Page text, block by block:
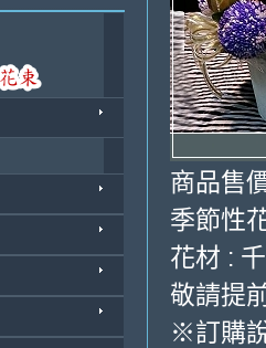
商品售
季節性
花材 :
敬請提
※訂購